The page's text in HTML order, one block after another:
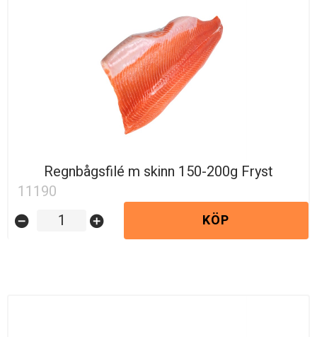
Regnbågsfilé m skinn 150-200g Fryst
11190
remove_circle add_circle KÖP